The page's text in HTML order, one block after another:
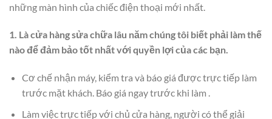
những màn hình của chiếc điện thoại mới nhất.
1. Là cửa hàng sửa chữa lâu năm chúng tôi biết phải làm thế
nào để đảm bảo tốt nhất với quyền lợi của các bạn.
Cơ chế nhận máy, kiểm tra và báo giá được trực tiếp làm
trước mặt khách. Báo giá ngay trước khi làm .
Làm việc trực tiếp với chủ cửa hàng, người có thể giải